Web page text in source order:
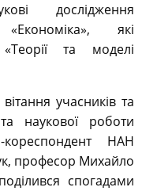
дослідження
«Економіка», які
та моделі
учасників та
наукової роботи
НАН
професор Михайло
спогадами